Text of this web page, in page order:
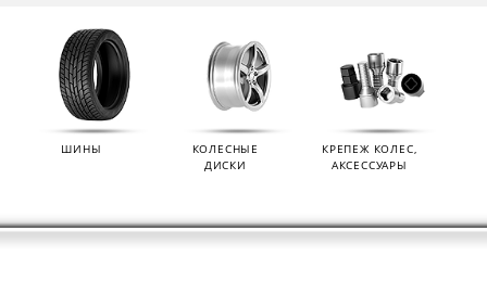
ШИНЫ
КОЛЕСНЫЕ
ДИСКИ
КРЕПЕЖ КОЛЕС,
АКСЕССУАРЫ